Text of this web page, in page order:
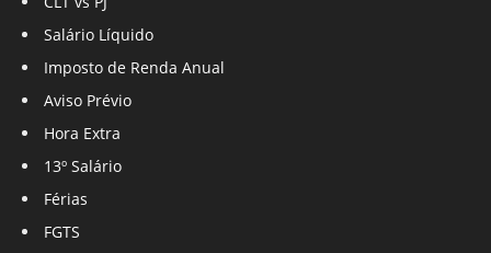
Salário Líquido
Imposto de Renda Anual
Aviso Prévio
Hora Extra
13º Salário
Férias
FGTS